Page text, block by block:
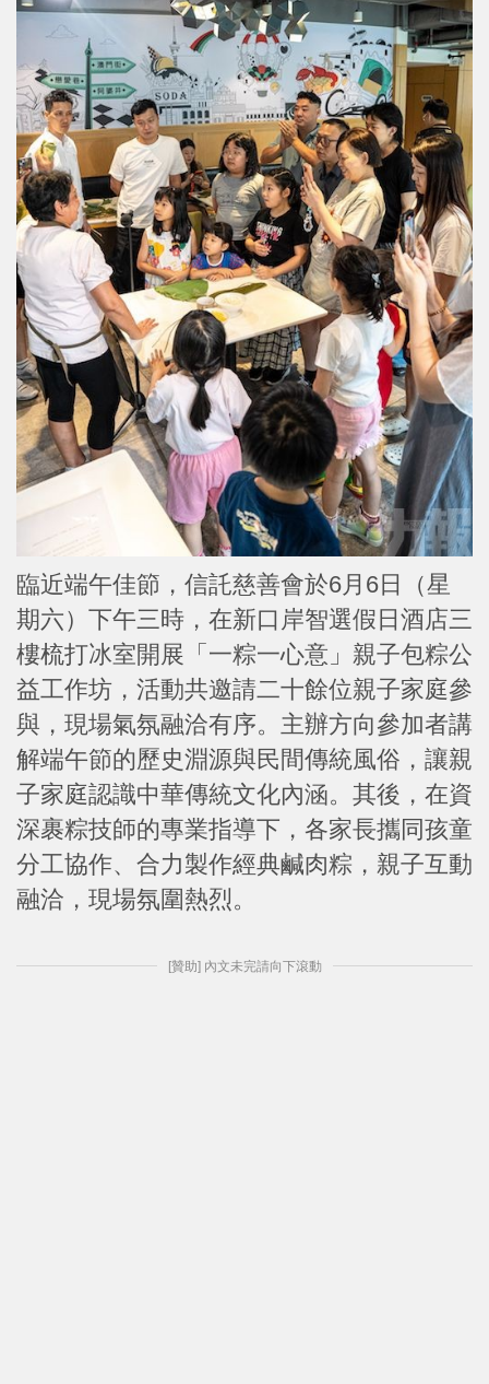
臨近端午佳節，信託慈善會於6月6日（星
期六）下午三時，在新口岸智選假日酒店三
樓梳打冰室開展「一粽一心意」親子包粽公
益工作坊，活動共邀請二十餘位親子家庭參
與，現場氣氛融洽有序。主辦方向參加者講
解端午節的歷史淵源與民間傳統風俗，讓親
子家庭認識中華傳統文化內涵。其後，在資
深裹粽技師的專業指導下，各家長攜同孩童
分工協作、合力製作經典鹹肉粽，親子互動
融洽，現場氛圍熱烈。
[贊助] 內文未完請向下滾動